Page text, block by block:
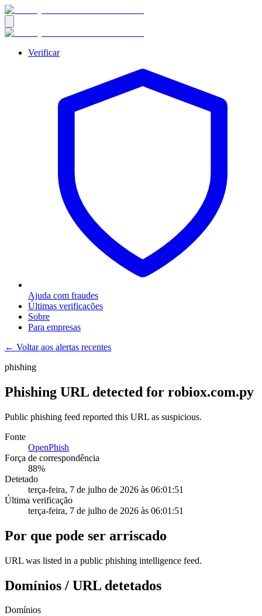
Verificar
Ajuda com fraudes
Últimas verificações
Sobre
Para empresas
← Voltar aos alertas recentes
phishing
Phishing URL detected for robiox.com.py
Public phishing feed reported this URL as suspicious.
Fonte
OpenPhish
Força de correspondência
88%
Detetado
terça-feira, 7 de julho de 2026 às 06:01:51
Última verificação
terça-feira, 7 de julho de 2026 às 06:01:51
Por que pode ser arriscado
URL was listed in a public phishing intelligence feed.
Domínios / URL detetados
Domínios